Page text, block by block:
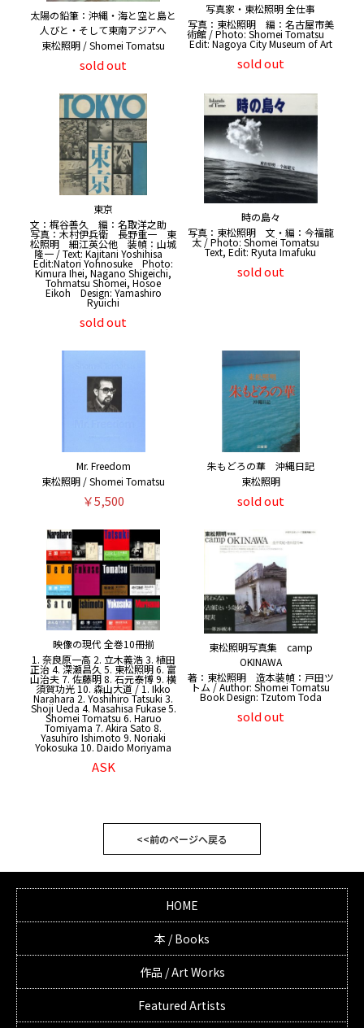
太陽の鉛筆：沖縄・海と空と島と
人びと・そして東南アジアへ
東松照明 / Shomei Tomatsu
sold out
写真家・東松照明 全仕事
写真：東松照明 編：名古屋市美
術館 / Photo: Shomei Tomatsu
Edit: Nagoya City Museum of Art
sold out
東京
文：梶谷善久 編：名取洋之助
写真：木村伊兵衛 長野重一 東
松照明 細江英公他 装幀：山城
隆一 / Text: Kajitani Yoshihisa
Edit:Natori Yohnosuke Photo:
Kimura Ihei, Nagano Shigeichi,
Tohmatsu Shomei, Hosoe
Eikoh Design: Yamashiro
Ryuichi
sold out
時の島々
写真：東松照明 文・編：今福龍
太 / Photo: Shomei Tomatsu
Text, Edit: Ryuta Imafuku
sold out
Mr. Freedom
東松照明 / Shomei Tomatsu
￥5,500
朱もどろの華 沖縄日記
東松照明
sold out
映像の現代 全巻10冊揃
1. 奈良原一高 2. 立木義浩 3. 植田
正治 4. 深瀬昌久 5. 東松照明 6. 富
山治夫 7. 佐藤明 8. 石元泰博 9. 横
須賀功光 10. 森山大道 / 1. Ikko
Narahara 2. Yoshihiro Tatsuki 3.
Shoji Ueda 4. Masahisa Fukase 5.
Shomei Tomatsu 6. Haruo
Tomiyama 7. Akira Sato 8.
Yasuhiro Ishimoto 9. Noriaki
Yokosuka 10. Daido Moriyama
ASK
東松照明写真集 camp
OKINAWA
著：東松照明 造本装幀：戸田ツ
トム / Author: Shomei Tomatsu
Book Design: Tzutom Toda
sold out
<<前のページへ戻る
HOME
本 / Books
作品 / Art Works
Featured Artists